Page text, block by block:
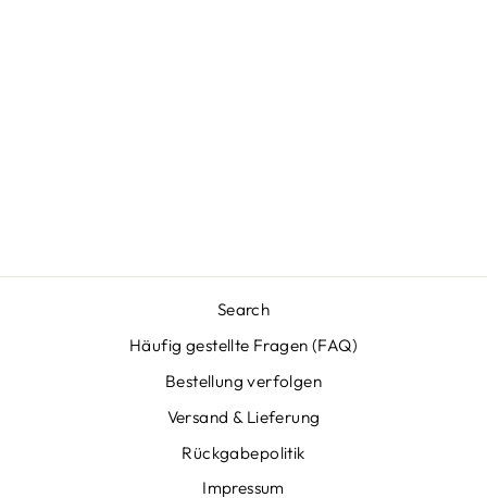
Search
Häufig gestellte Fragen (FAQ)
Bestellung verfolgen
Versand & Lieferung
Rückgabepolitik
Impressum